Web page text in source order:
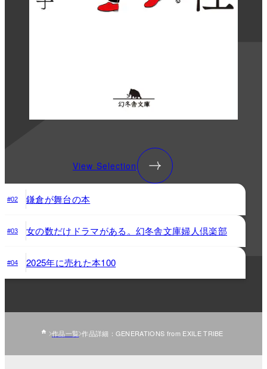
View Selection
#02 鎌倉が舞台の本
#03 女の数だけドラマがある。幻冬舎文庫婦人倶楽部
#04 2025年に売れた本100
作品一覧 作品詳細：GENERATIONS from EXILE TRIBE